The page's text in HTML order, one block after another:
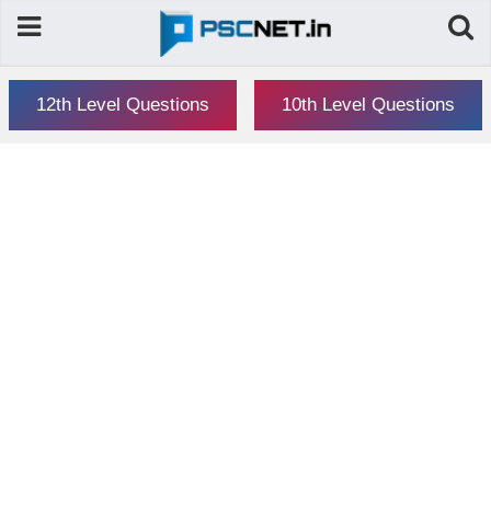
12th Level Questions 10th Level Questions